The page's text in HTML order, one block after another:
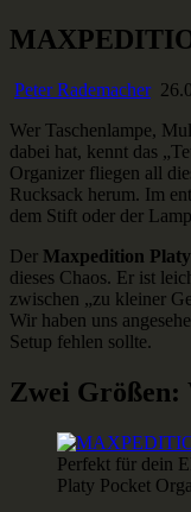
Skip
to
Ausstaffiert
Gear und Gadgets zum
Peter Rademacher
Wer Taschenlampe,
dabei hat, kennt das
Organizer fliegen all
Rucksack herum. Im
dem Stift oder der
Der Maxpedition
dieses Chaos. Er ist
zwischen „zu kleiner
Wir haben uns
Setup fehlen sollte.
Zwei Größen:
Perfekt für dein
Platy Pocket